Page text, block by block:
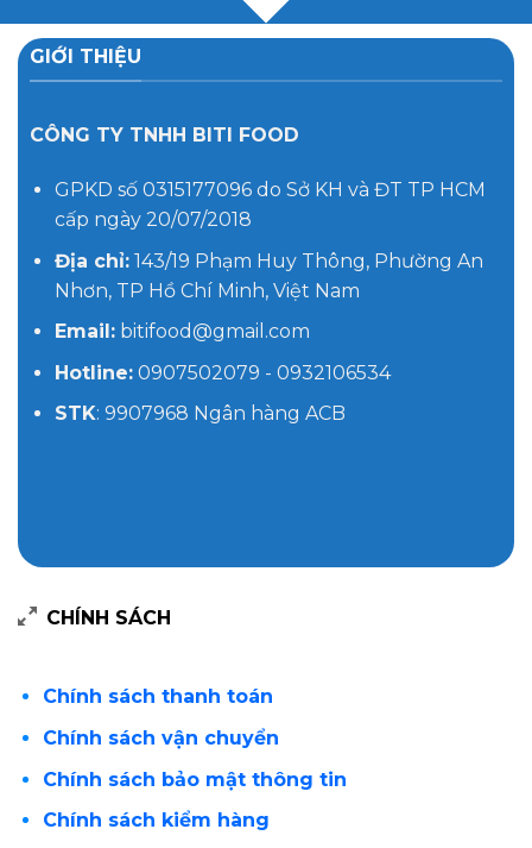
GIỚI THIỆU
CÔNG TY TNHH BITI FOOD
GPKD số 0315177096 do Sở KH và ĐT TP HCM
cấp ngày 20/07/2018
Địa chỉ:143/19 Phạm Huy Thông, Phường An
Nhơn, TP Hồ Chí Minh, Việt Nam
Email:bitifood@gmail.com
Hotline:0907502079 - 0932106534
STK: 9907968 Ngân hàng ACB
CHÍNH SÁCH
Chính sách thanh toán
Chính sách vận chuyển
Chính sách bảo mật thông tin
Chính sách kiểm hàng